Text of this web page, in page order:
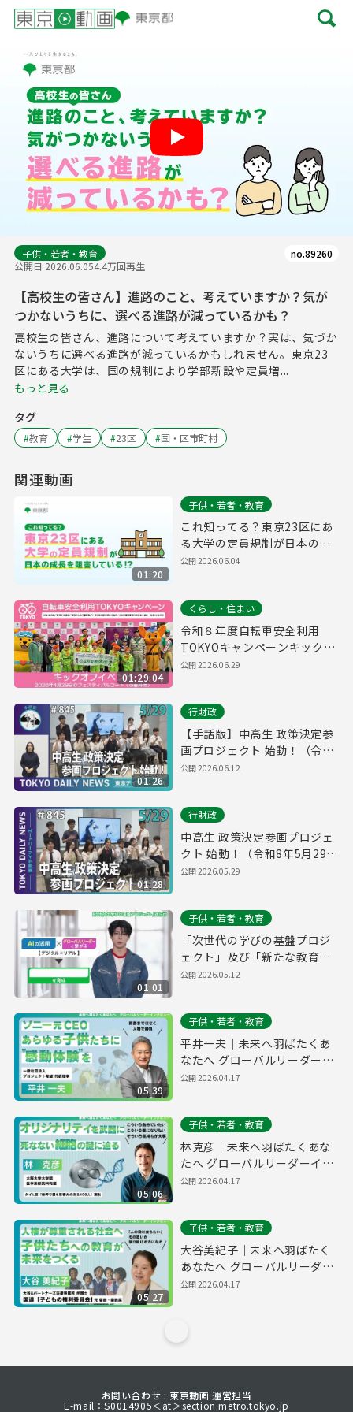
子供・若者・教育
公開日 2026.06.054.4万回再生
no.89260
【高校生の皆さん】進路のこと、考えていますか？気が
つかないうちに、選べる進路が減っているかも？
高校生の皆さん、進路について考えていますか？実は、気づか
ないうちに選べる進路が減っているかもしれません。東京23
区にある大学は、国の規制により学部新設や定員増...
もっと見る
タグ
#教育 #学生 #23区 #国・区市町村
関連動画
01:20
子供・若者・教育
これ知ってる？東京23区にあ
る大学の定員規制が日本の成
長を阻害している！？
公開2026.06.04
01:29:04
くらし・住まい
令和８年度自転車安全利用
TOKYOキャンペーンキックオ
フイベント
公開2026.06.29
01:26
行財政
【手話版】中高生 政策決定参
画プロジェクト 始動！（令和
8年5月29日 東京デイリーニュ
公開2026.06.12
01:28
行財政
中高生 政策決定参画プロジェ
クト 始動！（令和8年5月29日
東京デイリーニュース
公開2026.05.29
01:01
子供・若者・教育
「次世代の学びの基盤プロジ
ェクト」及び「新たな教育の
スタイル」の実施校（仮称）
公開2026.05.12
05:39
子供・若者・教育
平井一夫｜未来へ羽ばたくあ
なたへ グローバルリーダーイ
ンタビュー
公開2026.04.17
05:06
子供・若者・教育
林克彦｜未来へ羽ばたくあな
たへ グローバルリーダーイン
タビュー
公開2026.04.17
05:27
子供・若者・教育
大谷美紀子｜未来へ羽ばたく
あなたへ グローバルリーダー
インタビュー
公開2026.04.17
お問い合わせ : 東京動画 運営担当
E-mail：S0014905＜at＞section.metro.tokyo.jp